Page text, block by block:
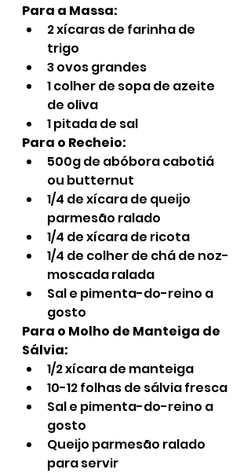
Para a Massa:
2 xícaras de farinha de
trigo
3 ovos grandes
1 colher de sopa de azeite
de oliva
1 pitada de sal
Para o Recheio:
500g de abóbora cabotiá
ou butternut
1/4 de xícara de queijo
parmesão ralado
1/4 de xícara de ricota
1/4 de colher de chá de noz-
moscada ralada
Sal e pimenta-do-reino a
gosto
Para o Molho de Manteiga de
Sálvia:
1/2 xícara de manteiga
10-12 folhas de sálvia fresca
Sal e pimenta-do-reino a
gosto
Queijo parmesão ralado
para servir